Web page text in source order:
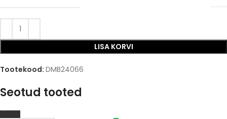
LISA KORVI
Tootekood: DMB24066
Seotud tooted